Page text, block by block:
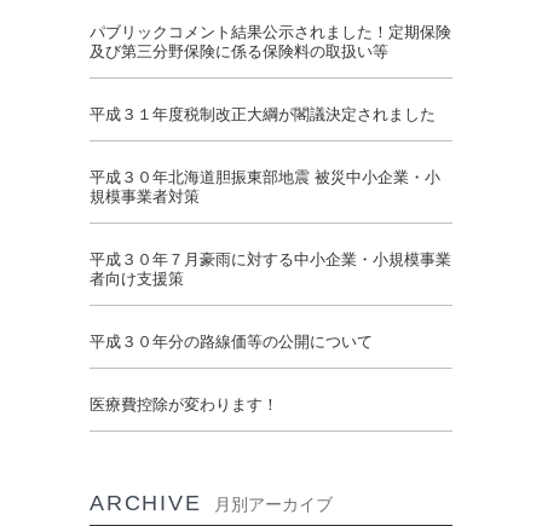
パブリックコメント結果公示されました！定期保険
及び第三分野保険に係る保険料の取扱い等
平成３１年度税制改正大綱が閣議決定されました
平成３０年北海道胆振東部地震 被災中小企業・小
規模事業者対策
平成３０年７月豪雨に対する中小企業・小規模事業
者向け支援策
平成３０年分の路線価等の公開について
医療費控除が変わります！
ARCHIVE 月別アーカイブ